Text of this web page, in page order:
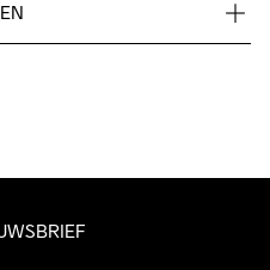
where you receive the